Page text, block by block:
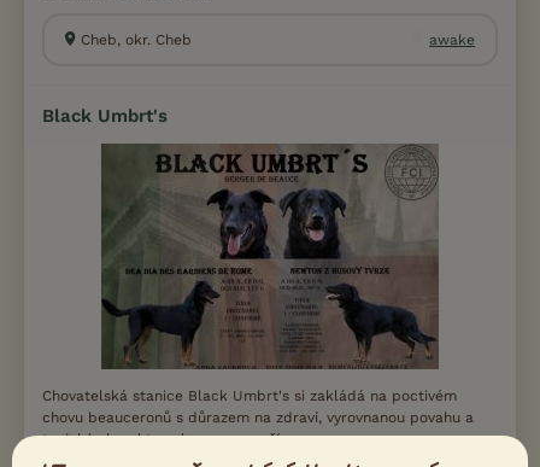
Cheb, okr. Cheb awake
Black Umbrt's
Chovatelská stanice Black Umbrt's si zakládá na poctivém
chovu beauceronů s důrazem na zdraví, vyrovnanou povahu a
typický charakter plemene – naším c...